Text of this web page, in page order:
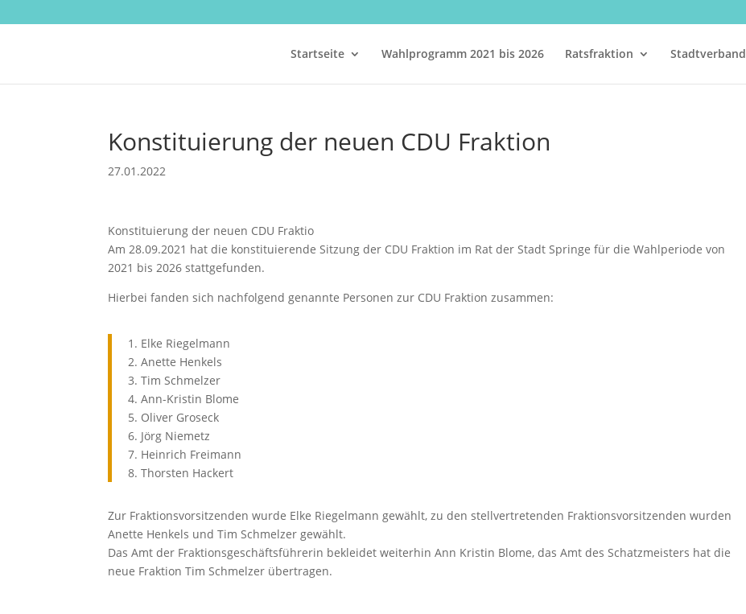
Startseite Wahlprogramm 2021 bis 2026 Ratsfraktion Stadtverband
Konstituierung der neuen CDU Fraktion
27.01.2022
Konstituierung der neuen CDU Fraktio
Am 28.09.2021 hat die konstituierende Sitzung der CDU Fraktion im Rat der Stadt Springe für die Wahlperiode von
2021 bis 2026 stattgefunden.
Hierbei fanden sich nachfolgend genannte Personen zur CDU Fraktion zusammen:
1. Elke Riegelmann
2. Anette Henkels
3. Tim Schmelzer
4. Ann-Kristin Blome
5. Oliver Groseck
6. Jörg Niemetz
7. Heinrich Freimann
8. Thorsten Hackert
Zur Fraktionsvorsitzenden wurde Elke Riegelmann gewählt, zu den stellvertretenden Fraktionsvorsitzenden wurden
Anette Henkels und Tim Schmelzer gewählt.
Das Amt der Fraktionsgeschäftsführerin bekleidet weiterhin Ann Kristin Blome, das Amt des Schatzmeisters hat die
neue Fraktion Tim Schmelzer übertragen.